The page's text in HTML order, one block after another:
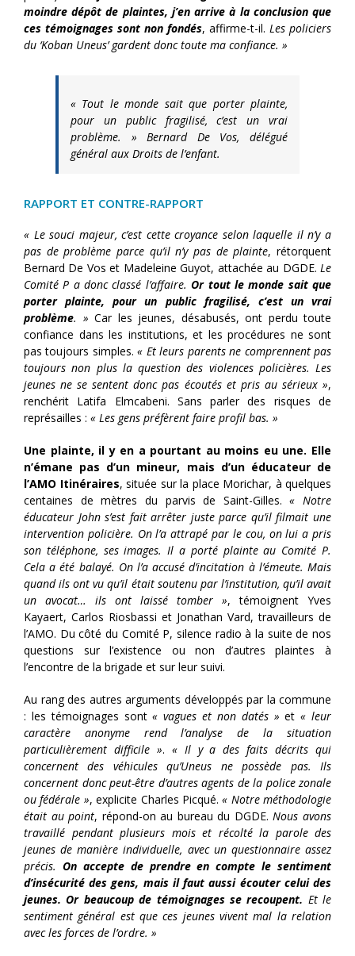
moindre dépôt de plaintes, j’en arrive à la conclusion que
ces témoignages sont non fondés, affirme-t-il. Les policiers
du ‘Koban Uneus’ gardent donc toute ma confiance. »
« Tout le monde sait que porter plainte,
pour un public fragilisé, c’est un vrai
problème. »Bernard De Vos, délégué
général aux Droits de l’enfant.
RAPPORT ET CONTRE-RAPPORT
« Le souci majeur, c’est cette croyance selon laquelle il n’y a
pas de problème parce qu’il n’y pas de plainte, rétorquent
Bernard De Vos et Madeleine Guyot, attachée au DGDE. Le
Comité P a donc classé l’affaire.Or tout le monde sait que
porter plainte, pour un public fragilisé, c’est un vrai
problème. » Car les jeunes, désabusés, ont perdu toute
confiance dans les institutions, et les procédures ne sont
pas toujours simples.« Et leurs parents ne comprennent pas
toujours non plus la question des violences policières. Les
jeunes ne se sentent donc pas écoutés et pris au sérieux »,
renchérit Latifa Elmcabeni. Sans parler des risques de
représailles : « Les gens préfèrent faire profil bas. »
Une plainte, il y en a pourtant au moins eu une. Elle
n’émane pas d’un mineur, mais d’un éducateur de
l’AMO Itinéraires, située sur la place Morichar, à quelques
centaines de mètres du parvis de Saint-Gilles.« Notre
éducateur John s’est fait arrêter juste parce qu’il filmait une
intervention policière. On l’a attrapé par le cou, on lui a pris
son téléphone, ses images. Il a porté plainte au Comité P.
Cela a été balayé. On l’a accusé d’incitation à l’émeute. Mais
quand ils ont vu qu’il était soutenu par l’institution, qu’il avait
un avocat… ils ont laissé tomber », témoignent Yves
Kayaert, Carlos Riosbassi et Jonathan Vard, travailleurs de
l’AMO. Du côté du Comité P, silence radio à la suite de nos
questions sur l’existence ou non d’autres plaintes à
l’encontre de la brigade et sur leur suivi.
Au rang des autres arguments développés par la commune
: les témoignages sont« vagues et non datés » et« leur
caractère anonyme rend l’analyse de la situation
particulièrement difficile ». « Il y a des faits décrits qui
concernent des véhicules qu’Uneus ne possède pas. Ils
concernent donc peut-être d’autres agents de la police zonale
ou fédérale », explicite Charles Picqué.« Notre méthodologie
était au point, répond-on au bureau du DGDE.Nous avons
travaillé pendant plusieurs mois et récolté la parole des
jeunes de manière individuelle, avec un questionnaire assez
précis. On accepte de prendre en compte le sentiment
d’insécurité des gens, mais il faut aussi écouter celui des
jeunes. Or beaucoup de témoignages se recoupent. Et le
sentiment général est que ces jeunes vivent mal la relation
avec les forces de l’ordre. »